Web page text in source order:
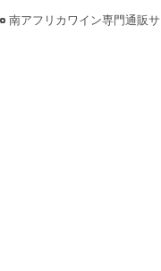
南アフリカワイン専門通販